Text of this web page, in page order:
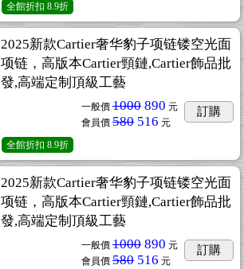
全館折扣 8.9折
2025新款Cartier奢华豹子项链镂空光面
项链，高版本Cartier頸鏈,Cartier飾品批
發,高端定制頂級工藝
一般價 1000 890 元
會員價 580 516 元
訂購
全館折扣 8.9折
2025新款Cartier奢华豹子项链镂空光面
项链，高版本Cartier頸鏈,Cartier飾品批
發,高端定制頂級工藝
一般價 1000 890 元
會員價 580 516 元
訂購